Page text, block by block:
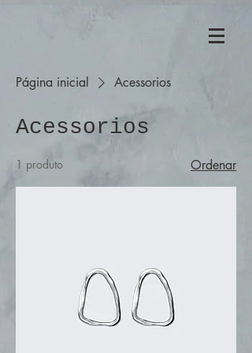
Página inicial Acessorios
Acessorios
1 produto Ordenar